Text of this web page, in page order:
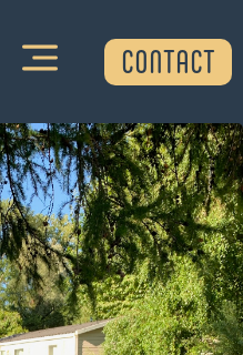
CONTACT